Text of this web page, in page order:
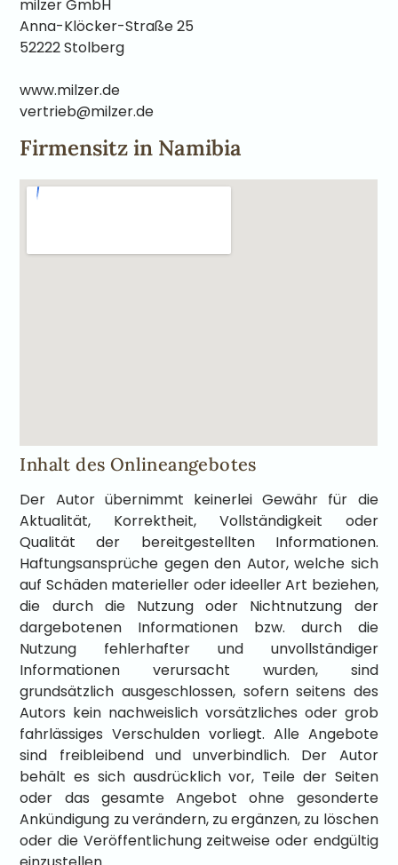
milzer GmbH
Anna-Klöcker-Straße 25
52222 Stolberg
www.milzer.de
vertrieb@milzer.de
Firmensitz in Namibia
Inhalt des Onlineangebotes
Der Autor übernimmt keinerlei Gewähr für die
Aktualität, Korrektheit, Vollständigkeit oder
Qualität der bereitgestellten Informationen.
Haftungsansprüche gegen den Autor, welche sich
auf Schäden materieller oder ideeller Art beziehen,
die durch die Nutzung oder Nichtnutzung der
dargebotenen Informationen bzw. durch die
Nutzung fehlerhafter und unvollständiger
Informationen verursacht wurden, sind
grundsätzlich ausgeschlossen, sofern seitens des
Autors kein nachweislich vorsätzliches oder grob
fahrlässiges Verschulden vorliegt. Alle Angebote
sind freibleibend und unverbindlich. Der Autor
behält es sich ausdrücklich vor, Teile der Seiten
oder das gesamte Angebot ohne gesonderte
Ankündigung zu verändern, zu ergänzen, zu löschen
oder die Veröffentlichung zeitweise oder endgültig